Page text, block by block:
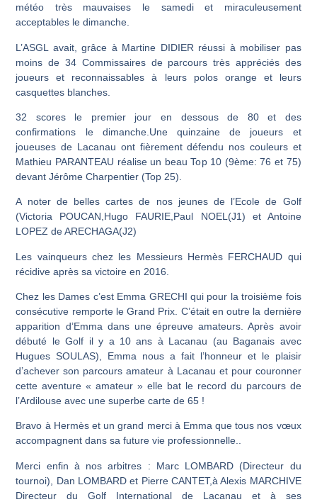
météo très mauvaises le samedi et miraculeusement
acceptables le dimanche.
L’ASGL avait, grâce à Martine DIDIER réussi à mobiliser pas
moins de 34 Commissaires de parcours très appréciés des
joueurs et reconnaissables à leurs polos orange et leurs
casquettes blanches.
32 scores le premier jour en dessous de 80 et des
confirmations le dimanche.Une quinzaine de joueurs et
joueuses de Lacanau ont fièrement défendu nos couleurs et
Mathieu PARANTEAU réalise un beau Top 10 (9ème: 76 et 75)
devant Jérôme Charpentier (Top 25).
A noter de belles cartes de nos jeunes de l’Ecole de Golf
(Victoria POUCAN,Hugo FAURIE,Paul NOEL(J1) et Antoine
LOPEZ de ARECHAGA(J2)
Les vainqueurs chez les Messieurs Hermès FERCHAUD qui
récidive après sa victoire en 2016.
Chez les Dames c’est Emma GRECHI qui pour la troisième fois
consécutive remporte le Grand Prix. C’était en outre la dernière
apparition d’Emma dans une épreuve amateurs. Après avoir
débuté le Golf il y a 10 ans à Lacanau (au Baganais avec
Hugues SOULAS), Emma nous a fait l’honneur et le plaisir
d’achever son parcours amateur à Lacanau et pour couronner
cette aventure « amateur » elle bat le record du parcours de
l’Ardilouse avec une superbe carte de 65 !
Bravo à Hermès et un grand merci à Emma que tous nos vœux
accompagnent dans sa future vie professionnelle..
Merci enfin à nos arbitres : Marc LOMBARD (Directeur du
tournoi), Dan LOMBARD et Pierre CANTET,à Alexis MARCHIVE
Directeur du Golf International de Lacanau et à ses